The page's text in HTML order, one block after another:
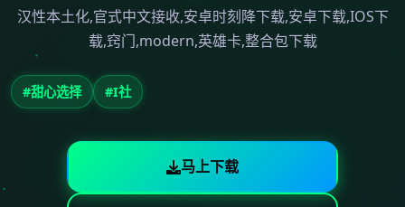
汉性本土化,官式中文接收,安卓时刻降下载,安卓下载,IOS下
载,窍门,modern,英雄卡,整合包下载
#甜心选择 #I社
马上下载